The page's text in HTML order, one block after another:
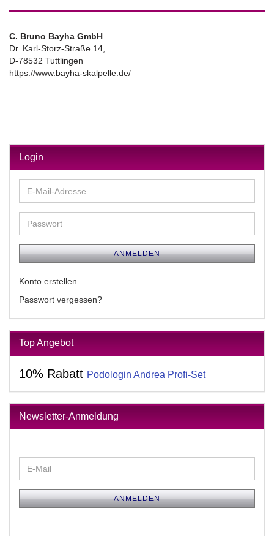
C. Bruno Bayha GmbH
Dr. Karl-Storz-Straße 14,
D-78532 Tuttlingen
https://www.bayha-skalpelle.de/
Login
E-
Mail-
Adresse
Passwort
ANMELDEN
Konto erstellen
Passwort vergessen?
Top Angebot
10% Rabatt Podologin Andrea Profi-Set
Newsletter-Anmeldung
ZUR
ANMELDUNG
E-
Mail
ANMELDEN